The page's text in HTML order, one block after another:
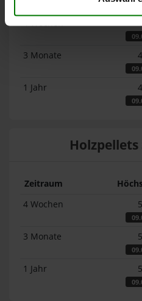
3 Monate
1 Jahr
Zeitraum
4 Wochen
3 Monate
1 Jahr